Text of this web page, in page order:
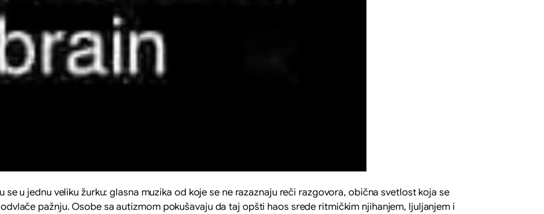
u jednu veliku žurku: glasna muzika od koje se ne razaznaju reči razgovora, obična svetlost koja se
pažnju. Osobe sa autizmom pokušavaju da taj opšti haos srede ritmičkim njihanjem, ljuljanjem i